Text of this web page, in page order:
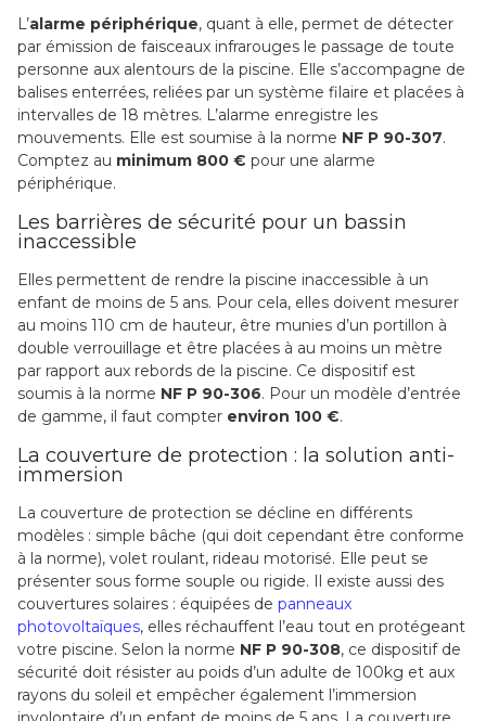
L’alarme périphérique, quant à elle, permet de détecter
par émission de faisceaux infrarouges le passage de toute
personne aux alentours de la piscine. Elle s’accompagne de
balises enterrées, reliées par un système filaire et placées à
intervalles de 18 mètres. L’alarme enregistre les
mouvements. Elle est soumise à la norme NF P 90-307.
Comptez au minimum 800 € pour une alarme
périphérique.
Les barrières de sécurité pour un bassin
inaccessible
Elles permettent de rendre la piscine inaccessible à un
enfant de moins de 5 ans. Pour cela, elles doivent mesurer
au moins 110 cm de hauteur, être munies d’un portillon à
double verrouillage et être placées à au moins un mètre
par rapport aux rebords de la piscine. Ce dispositif est
soumis à la norme NF P 90-306. Pour un modèle d’entrée
de gamme, il faut compter environ 100 €.
La couverture de protection : la solution anti-
immersion
La couverture de protection se décline en différents
modèles : simple bâche (qui doit cependant être conforme
à la norme), volet roulant, rideau motorisé. Elle peut se
présenter sous forme souple ou rigide. Il existe aussi des
couvertures solaires : équipées de panneaux
photovoltaïques, elles réchauffent l’eau tout en protégeant
votre piscine. Selon la norme NF P 90-308, ce dispositif de
sécurité doit résister au poids d’un adulte de 100kg et aux
rayons du soleil et empêcher également l’immersion